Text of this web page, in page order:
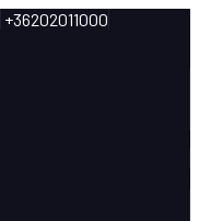
+36202011000